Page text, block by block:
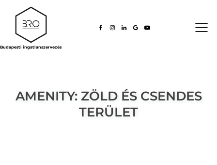
Budapesti ingatlanszervezés
AMENITY: ZÖLD ÉS CSENDES
TERÜLET